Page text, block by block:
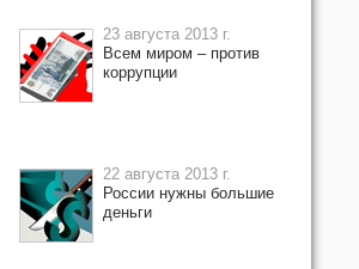
23 августа 2013 г.
Всем миром – против
коррупции
22 августа 2013 г.
России нужны большие
деньги